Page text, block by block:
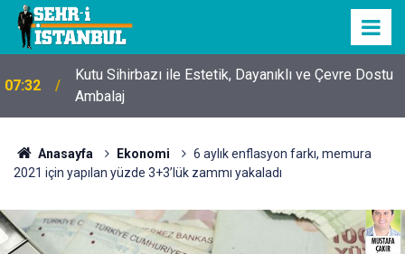
07:32
Kutu Sihirbazı ile Estetik, Dayanıklı ve Çevre Dostu
Ambalaj
Anasayfa Ekonomi
6 aylık enflasyon farkı, memura
2021 için yapılan yüzde 3+3’lük zammı yakaladı